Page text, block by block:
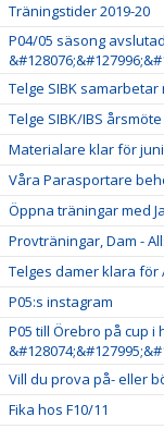
Träningstider 2019-20
P04/05 säsong
Telge SIBK
Telge SIBK/IBS
Materialare klar för
Våra Parasportare
Öppna träningar med
Provträningar, Dam -
Telges damer klara för
P05:s instagram
P05 till Örebro på cup i
Vill du prova på- eller
Fika hos F10/11